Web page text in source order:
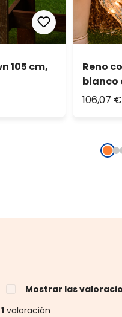
105 cm,
Reno
blanco
106,07 €
Mostrar las
1 valoración